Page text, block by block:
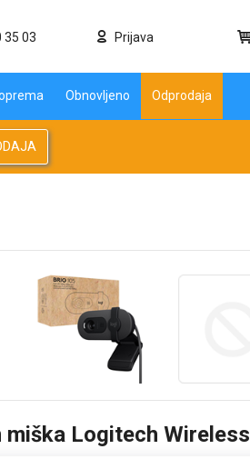
35 03 Prijava
Obnovljeno Odprodaja
miška Logitech Wireless